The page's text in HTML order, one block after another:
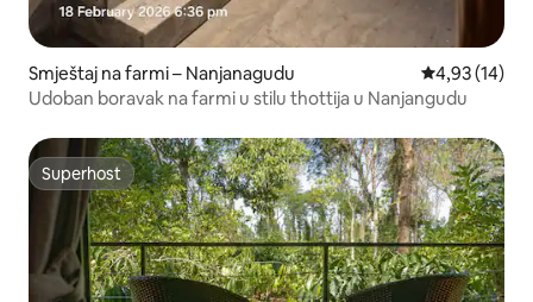
Smještaj na farmi – Nanjanagudu Prosječna
4,93 (14)
Udoban boravak na farmi u stilu thottija u Nanjangudu
Superhost
Superhost